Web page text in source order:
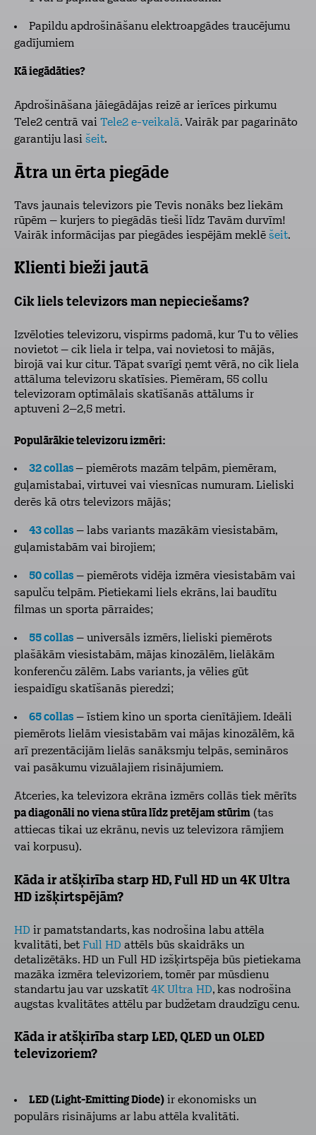
Papildu apdrošināšanu elektroapgādes traucējumu
gadījumiem
Kā iegādāties?
Apdrošināšana jāiegādājas reizē ar ierīces pirkumu
Tele2 centrā vai Tele2 e-veikalā. Vairāk par pagarināto
garantiju lasi šeit.
Ātra un ērta piegāde
Tavs jaunais televizors pie Tevis nonāks bez liekām
rūpēm – kurjers to piegādās tieši līdz Tavām durvīm!
Vairāk informācijas par piegādes iespējām meklē šeit.
Klienti bieži jautā
Cik liels televizors man nepieciešams?
Izvēloties televizoru, vispirms padomā, kur Tu to vēlies
novietot – cik liela ir telpa, vai novietosi to mājās,
birojā vai kur citur. Tāpat svarīgi ņemt vērā, no cik liela
attāluma televizoru skatīsies. Piemēram, 55 collu
televizoram optimālais skatīšanās attālums ir
aptuveni 2–2,5 metri.
Populārākie televizoru izmēri:
32 collas– piemērots mazām telpām, piemēram,
guļamistabai, virtuvei vai viesnīcas numuram. Lieliski
derēs kā otrs televizors mājās;
43 collas – labs variants mazākām viesistabām,
guļamistabām vai birojiem;
50 collas – piemērots vidēja izmēra viesistabām vai
sapulču telpām. Pietiekami liels ekrāns, lai baudītu
filmas un sporta pārraides;
55 collas – universāls izmērs, lieliski piemērots
plašākām viesistabām, mājas kinozālēm, lielākām
konferenču zālēm. Labs variants, ja vēlies gūt
iespaidīgu skatīšanās pieredzi;
65 collas – īstiem kino un sporta cienītājiem. Ideāli
piemērots lielām viesistabām vai mājas kinozālēm, kā
arī prezentācijām lielās sanāksmju telpās, semināros
vai pasākumu vizuālajiem risinājumiem.
Atceries, ka televizora ekrāna izmērs collās tiek mērīts
pa diagonāli no viena stūra līdz pretējam stūrim (tas
attiecas tikai uz ekrānu, nevis uz televizora rāmjiem
vai korpusu).
Kāda ir atšķirība starp HD, Full HD un 4K Ultra
HD izšķirtspējām?
HD ir pamatstandarts, kas nodrošina labu attēla
kvalitāti, bet Full HD attēls būs skaidrāks un
detalizētāks. HD un Full HD izšķirtspēja būs pietiekama
mazāka izmēra televizoriem, tomēr par mūsdienu
standartu jau var uzskatīt 4K Ultra HD, kas nodrošina
augstas kvalitātes attēlu par budžetam draudzīgu cenu.
Kāda ir atšķirība starp LED, QLED un OLED
televizoriem?
LED (Light-Emitting Diode) ir ekonomisks un
populārs risinājums ar labu attēla kvalitāti.